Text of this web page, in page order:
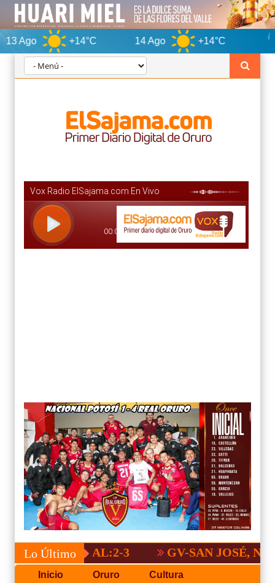
+14°C 14 Ago +14°C
Lo Último 3 GV-SAN JOSÉ, NO PUDO
Inicio Oruro Cultura